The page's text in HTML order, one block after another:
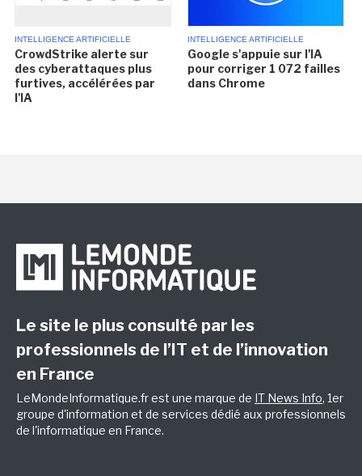
INTELLIGENCE ARTIFICIELLE
CrowdStrike alerte sur
des cyberattaques plus
furtives, accélérées par
l'IA
INTELLIGENCE ARTIFICIELLE
Google s'appuie sur l'IA
pour corriger 1 072 failles
dans Chrome
Le site le plus consulté par les
professionnels de l’IT et de l’innovation
en France
LeMondeInformatique.fr est une marque de IT News Info, 1er
groupe d'information et de services dédié aux professionnels
de l'informatique en France.